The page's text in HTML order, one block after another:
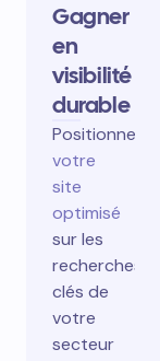
Gagner
en
visibilité
durable
Positionnez
votre
site
optimisé
sur les
recherches
clés de
votre
secteur